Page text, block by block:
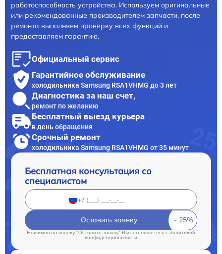
работоспособность устройства. Используем оригинальные
или рекомендованные производителем запчасти, после
ремонта выполняем проверку всех функций и
предоставляем гарантию.
Официальный сервис
Гарантийное обслуживание
холодильника Samsung RSA1VHMG до 3 лет
Диагностика за наш счет,
ремонт по желанию
Бесплатный выезд курьера
в день обращения
Срочный ремонт
холодильника Samsung RSA1VHMG от 35 минут
Бесплатная консультация со
специалистом
Оставить заявку
Нажимая на кнопку "Оставить заявку" Вы соглашаетесь c политикой
конфиденциальности